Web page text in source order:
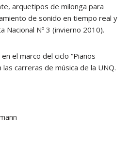
arquetipos de milonga para
de sonido en tiempo real y
Nacional Nº 3 (invierno 2010).
el marco del ciclo “Pianos
carreras de música de la UNQ.